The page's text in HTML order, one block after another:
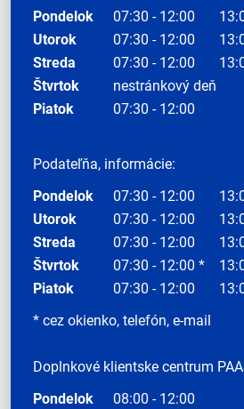
Pondelok 07:30 - 12:00
Utorok
07:30 - 12:00
Streda
07:30 - 12:00
Štvrtok
nestránkový deň
Piatok
07:30 - 12:00
Podateľňa, informácie:
Pondelok
07:30 - 12:00
Utorok
07:30 - 12:00
Streda
07:30 - 12:00
Štvrtok
07:30 - 12:00 *
Piatok
07:30 - 12:00
* cez okienko, telefón, e-mail
Doplnkové klientske centrum
Pondelok
08:00 - 12:00